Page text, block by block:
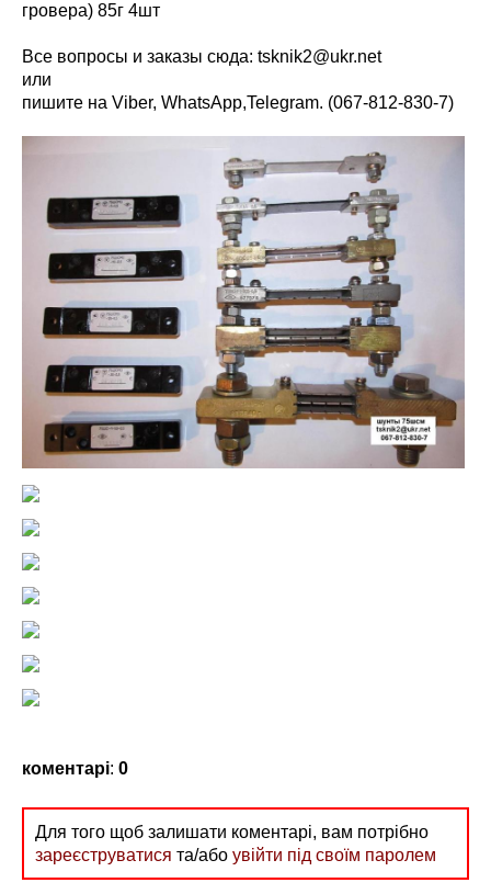
гровера) 85г 4шт
Все вопросы и заказы сюда: tsknik2@ukr.net
или
пишите на Viber, WhatsАpp,Telegram. (067-812-830-7)
коментарі: 0
Для того щоб залишати коментарі, вам потрібно
зареєструватися та/або увійти під своїм паролем